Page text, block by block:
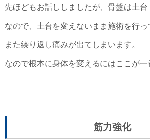
先ほどもお話ししましたが、骨盤は土台
なので、土台を変えないまま施術を行っ
また繰り返し痛みが出てしまいます。
なので根本に身体を変えるにはここが一
筋力強化